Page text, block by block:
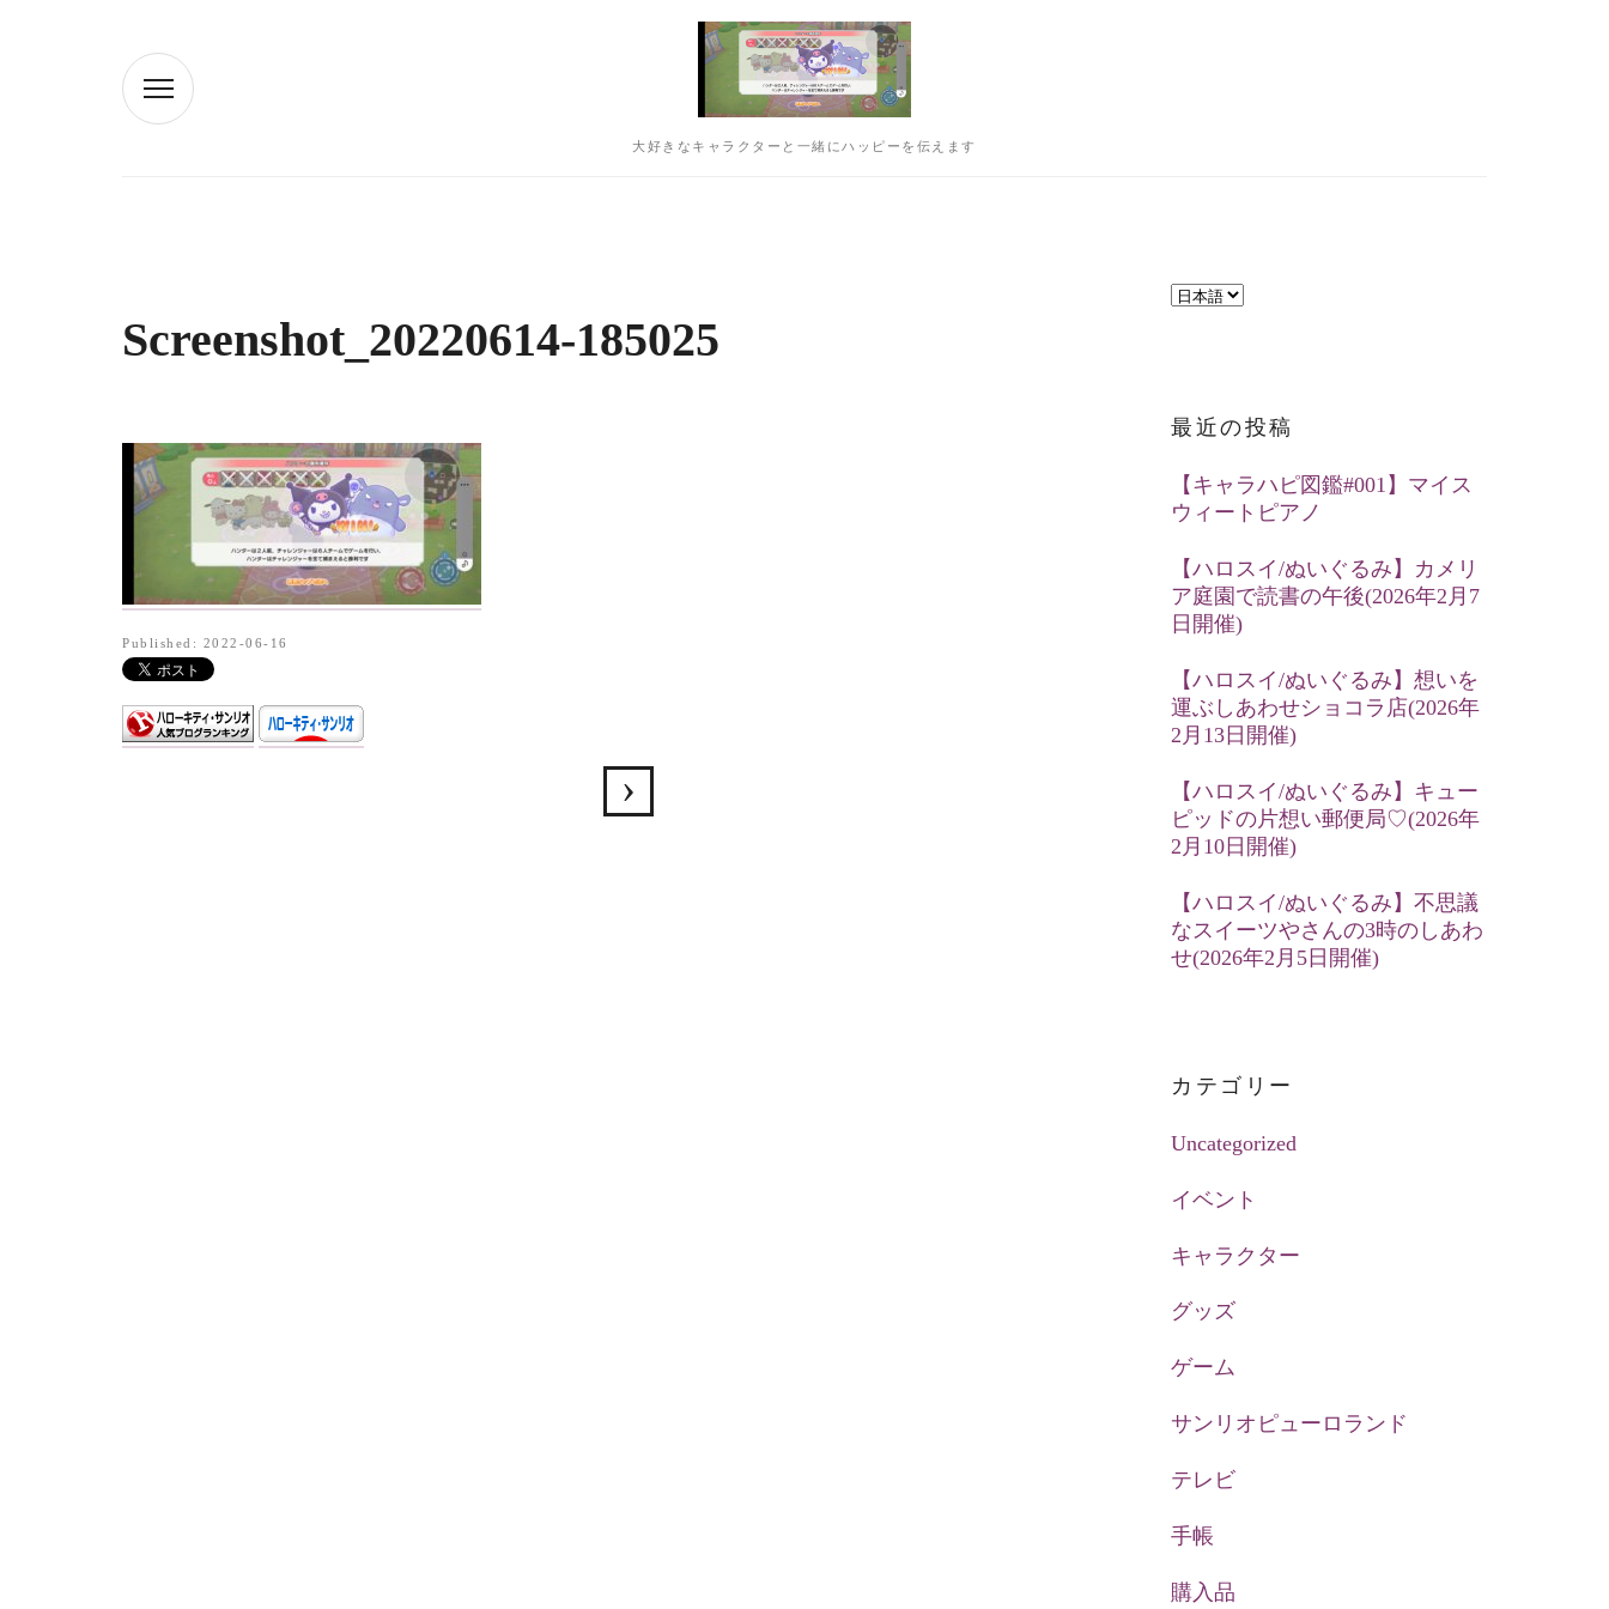
大好きなキャラクターと一緒にハッピーを伝えます
Screenshot_20220614-185025
Published: 2022-06-16
言
択
最近の投稿
【キャラハピ図鑑#001】マイス
ウィートピアノ
【ハロスイ/ぬいぐるみ】カメリ
ア庭園で読書の午後(2026年2月7
日開催)
【ハロスイ/ぬいぐるみ】想いを
運ぶしあわせショコラ店(2026年
2月13日開催)
【ハロスイ/ぬいぐるみ】キュー
ピッドの片想い郵便局♡(2026年
2月10日開催)
【ハロスイ/ぬいぐるみ】不思議
なスイーツやさんの3時のしあわ
せ(2026年2月5日開催)
カテゴリー
Uncategorized
イベント
キャラクター
グッズ
ゲーム
サンリオピューロランド
テレビ
手帳
購入品